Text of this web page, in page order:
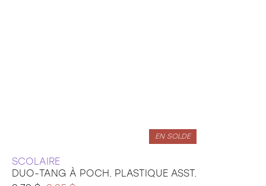
EN SOLDE
SCOLAIRE
DUO-TANG À POCH. PLASTIQUE ASST.